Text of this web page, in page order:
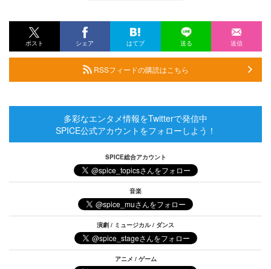
ポスト シェア はてブ 送る 送信
RSSフィードの購読はこちら
多彩なエンタメ情報をTwitterで発信中
SPICE公式アカウントをフォローしよう！
SPICE総合アカウント
音楽
演劇 / ミュージカル / ダンス
アニメ / ゲーム